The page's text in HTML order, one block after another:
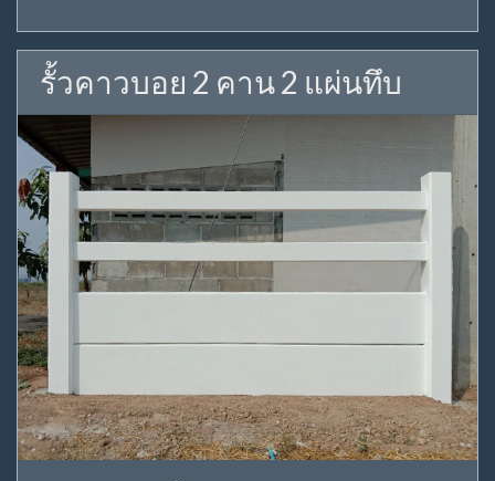
รั้วคาวบอย 2 คาน 2 แผ่นทึบ